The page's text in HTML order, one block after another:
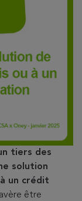
tiers des
solution
un crédit
être